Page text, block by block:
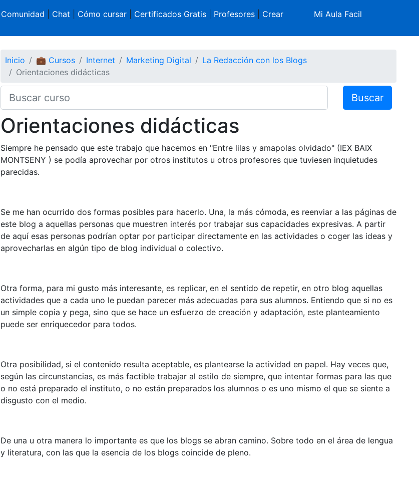
Comunidad Chat Cómo cursar| Certificados Gratis| Profesores| Crear
Mi Aula Facil
Inicio 💼 Cursos Internet Marketing Digital
La Redacción con los Blogs
Orientaciones didácticas
Buscar
Orientaciones didácticas
Siempre he pensado que este trabajo que hacemos en "Entre lilas y amapolas olvidado" (IEX BAIX
MONTSENY ) se podía aprovechar por otros institutos u otros profesores que tuviesen inquietudes
parecidas.
Se me han ocurrido dos formas posibles para hacerlo. Una, la más cómoda, es reenviar a las páginas de
este blog a aquellas personas que muestren interés por trabajar sus capacidades expresivas. A partir
de aquí esas personas podrían optar por participar directamente en las actividades o coger las ideas y
aprovecharlas en algún tipo de blog individual o colectivo.
Otra forma, para mi gusto más interesante, es replicar, en el sentido de repetir, en otro blog aquellas
actividades que a cada uno le puedan parecer más adecuadas para sus alumnos. Entiendo que si no es
un simple copia y pega, sino que se hace un esfuerzo de creación y adaptación, este planteamiento
puede ser enriquecedor para todos.
Otra posibilidad, si el contenido resulta aceptable, es plantearse la actividad en papel. Hay veces que,
según las circunstancias, es más factible trabajar al estilo de siempre, que intentar formas para las que
o no está preparado el instituto, o no están preparados los alumnos o es uno mismo el que se siente a
disgusto con el medio.
De una u otra manera lo importante es que los blogs se abran camino. Sobre todo en el área de lengua
y literatura, con las que la esencia de los blogs coincide de pleno.